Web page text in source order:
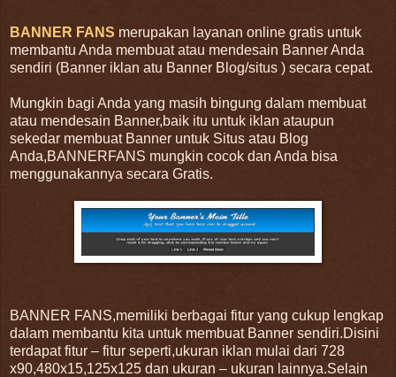
BANNER FANS merupakan layanan online gratis untuk
membantu Anda membuat atau mendesain Banner Anda
sendiri (Banner iklan atu Banner Blog/situs ) secara cepat.
Mungkin bagi Anda yang masih bingung dalam membuat
atau mendesain Banner,baik itu untuk iklan ataupun
sekedar membuat Banner untuk Situs atau Blog
Anda,BANNERFANS mungkin cocok dan Anda bisa
menggunakannya secara Gratis.
BANNER FANS,memiliki berbagai fitur yang cukup lengkap
dalam membantu kita untuk membuat Banner sendiri.Disini
terdapat fitur – fitur seperti,ukuran iklan mulai dari 728
x90,480x15,125x125 dan ukuran – ukuran lainnya.Selain